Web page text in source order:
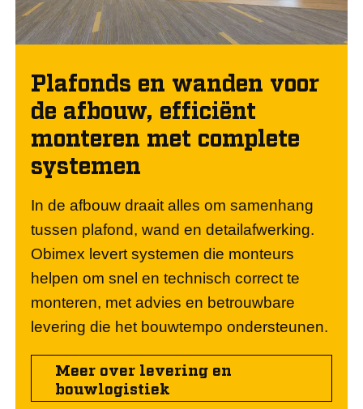
Plafonds en wanden voor
de afbouw, efficiënt
monteren met complete
systemen
In de afbouw draait alles om samenhang
tussen plafond, wand en detailafwerking.
Obimex levert systemen die monteurs
helpen om snel en technisch correct te
monteren, met advies en betrouwbare
levering die het bouwtempo ondersteunen.
Meer over levering en
bouwlogistiek